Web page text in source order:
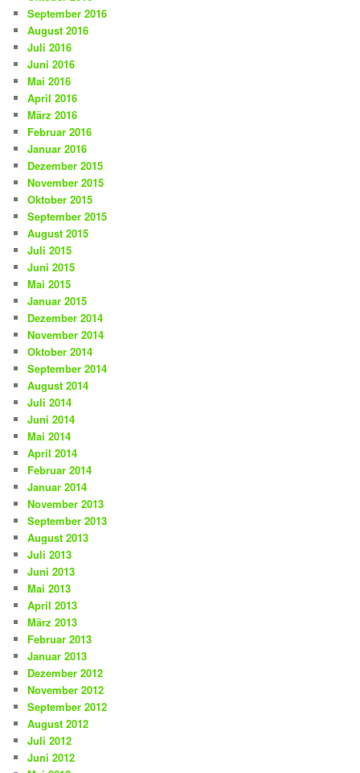
September 2016
August 2016
Juli 2016
Juni 2016
Mai 2016
April 2016
März 2016
Februar 2016
Januar 2016
Dezember 2015
November 2015
Oktober 2015
September 2015
August 2015
Juli 2015
Juni 2015
Mai 2015
Januar 2015
Dezember 2014
November 2014
Oktober 2014
September 2014
August 2014
Juli 2014
Juni 2014
Mai 2014
April 2014
Februar 2014
Januar 2014
November 2013
September 2013
August 2013
Juli 2013
Juni 2013
Mai 2013
April 2013
März 2013
Februar 2013
Januar 2013
Dezember 2012
November 2012
September 2012
August 2012
Juli 2012
Juni 2012